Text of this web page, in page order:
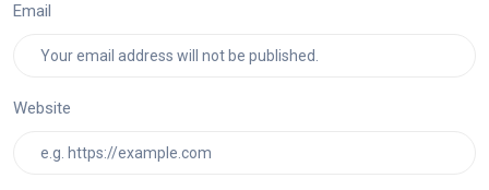
Email
Website